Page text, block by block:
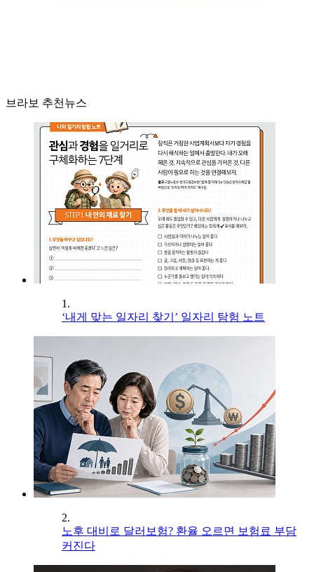
브라보 추천뉴스
1.
‘내게 맞는 일자리 찾기’ 일자리 탐험 노트
2.
노후 대비로 달러보험? 환율 오르면 보험료 부담
커진다